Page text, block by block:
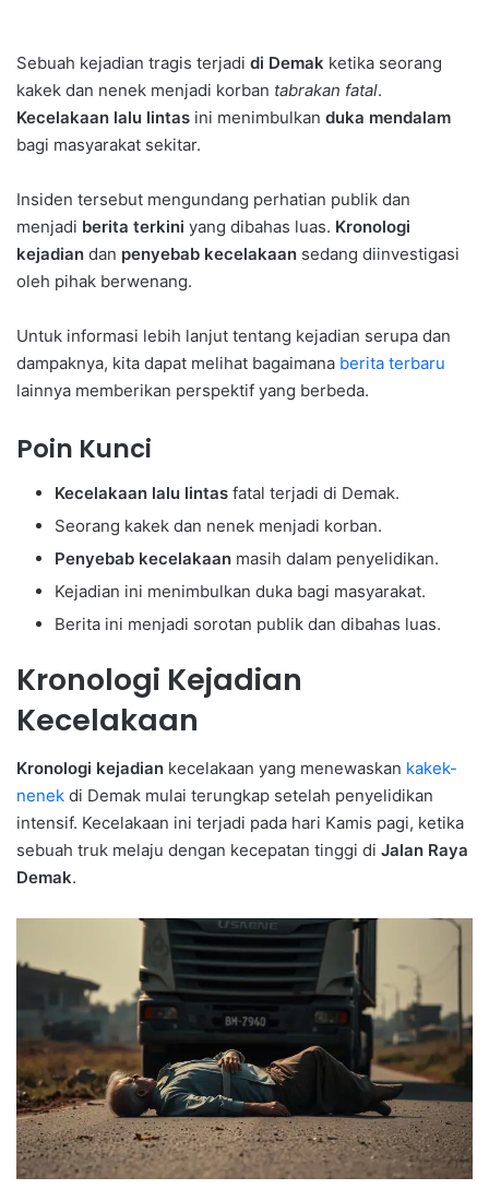
Sebuah kejadian tragis terjadi di Demak ketika seorang
kakek dan nenek menjadi korban tabrakan fatal.
Kecelakaan lalu lintas ini menimbulkan duka mendalam
bagi masyarakat sekitar.
Insiden tersebut mengundang perhatian publik dan
menjadi berita terkini yang dibahas luas. Kronologi
kejadian dan penyebab kecelakaan sedang diinvestigasi
oleh pihak berwenang.
Untuk informasi lebih lanjut tentang kejadian serupa dan
dampaknya, kita dapat melihat bagaimana berita terbaru
lainnya memberikan perspektif yang berbeda.
Poin Kunci
Kecelakaan lalu lintas fatal terjadi di Demak.
Seorang kakek dan nenek menjadi korban.
Penyebab kecelakaan masih dalam penyelidikan.
Kejadian ini menimbulkan duka bagi masyarakat.
Berita ini menjadi sorotan publik dan dibahas luas.
Kronologi Kejadian
Kecelakaan
Kronologi kejadian kecelakaan yang menewaskan kakek-
nenek di Demak mulai terungkap setelah penyelidikan
intensif. Kecelakaan ini terjadi pada hari Kamis pagi, ketika
sebuah truk melaju dengan kecepatan tinggi di Jalan Raya
Demak.